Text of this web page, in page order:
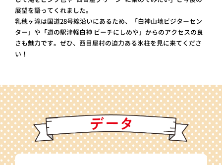
展望を語ってくれました。
乳穂ヶ滝は国道28号線沿いにあるため、「白神山地ビジターセン
ター」や「道の駅津軽白神 ビーチにしめや」からのアクセスの良
さも魅力です。ぜひ、西目屋村の迫力ある氷柱を見に来てくださ
い！